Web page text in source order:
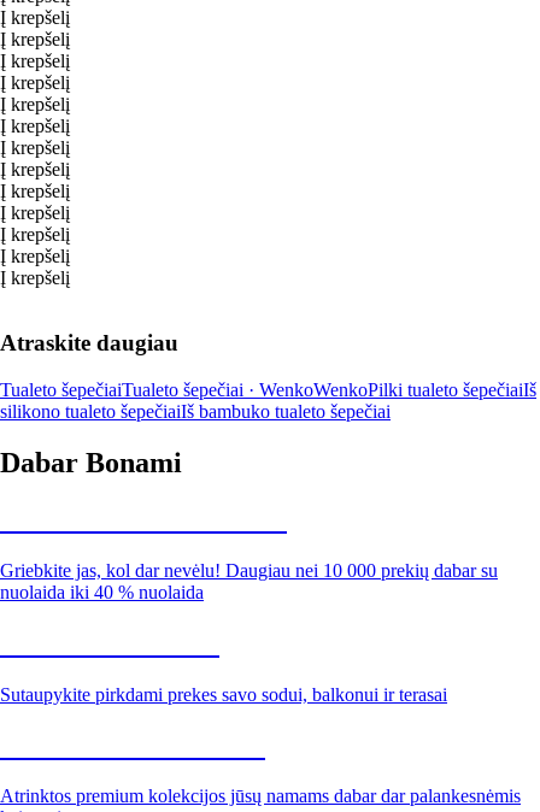
Į krepšelį
Į krepšelį
Į krepšelį
Į krepšelį
Į krepšelį
Į krepšelį
Į krepšelį
Į krepšelį
Į krepšelį
Į krepšelį
Į krepšelį
Į krepšelį
Į krepšelį
Atraskite daugiau
Tualeto šepečiaiTualeto šepečiai · WenkoWenkoPilki tualeto šepečiaiIš
silikono tualeto šepečiaiIš bambuko tualeto šepečiai
Dabar Bonami
Griebkite jas, kol dar nevėlu! Daugiau nei 10 000 prekių dabar su
nuolaida iki 40 % nuolaida
Sutaupykite pirkdami prekes savo sodui, balkonui ir terasai
Atrinktos premium kolekcijos jūsų namams dabar dar palankesnėmis